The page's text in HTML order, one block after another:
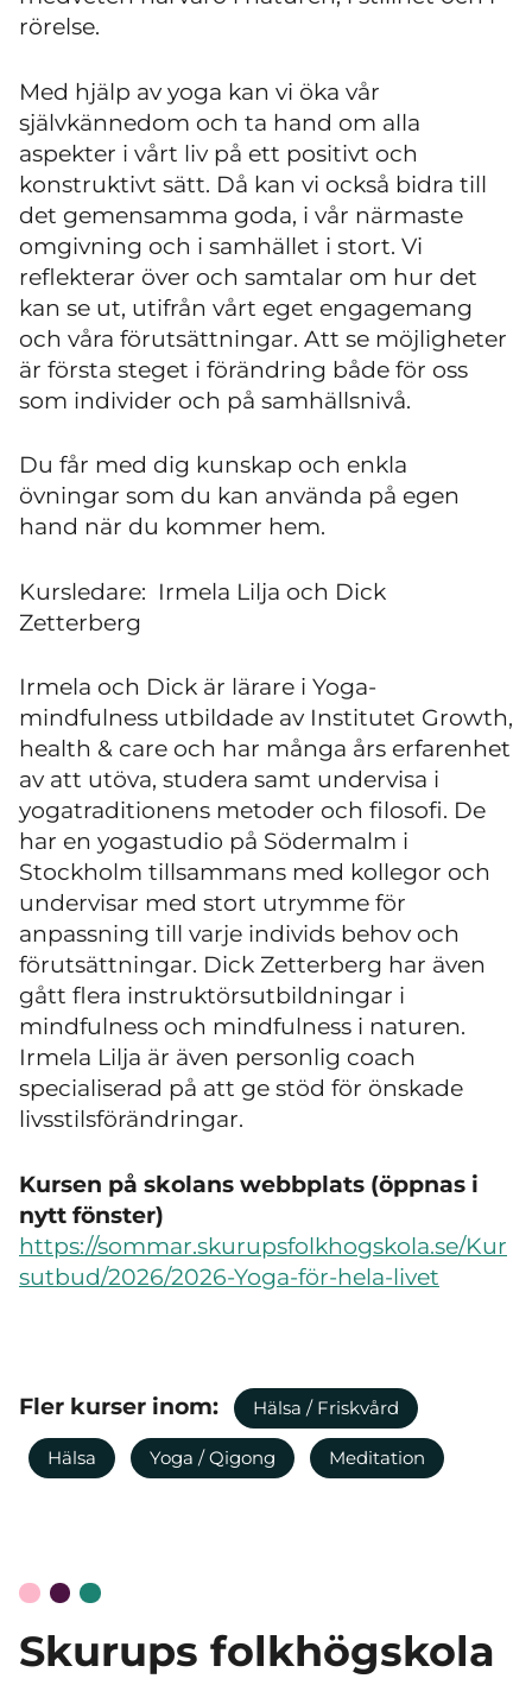
rörelse.
Med hjälp av yoga kan vi öka vår
självkännedom och ta hand om alla
aspekter i vårt liv på ett positivt och
konstruktivt sätt. Då kan vi också bidra till
det gemensamma goda, i vår närmaste
omgivning och i samhället i stort. Vi
reflekterar över och samtalar om hur det
kan se ut, utifrån vårt eget engagemang
och våra förutsättningar. Att se möjligheter
är första steget i förändring både för oss
som individer och på samhällsnivå.
Du får med dig kunskap och enkla
övningar som du kan använda på egen
hand när du kommer hem.
Kursledare: Irmela Lilja och Dick
Zetterberg
Irmela och Dick är lärare i Yoga-
mindfulness utbildade av Institutet Growth,
health & care och har många års erfarenhet
av att utöva, studera samt undervisa i
yogatraditionens metoder och filosofi. De
har en yogastudio på Södermalm i
Stockholm tillsammans med kollegor och
undervisar med stort utrymme för
anpassning till varje individs behov och
förutsättningar. Dick Zetterberg har även
gått flera instruktörsutbildningar i
mindfulness och mindfulness i naturen.
Irmela Lilja är även personlig coach
specialiserad på att ge stöd för önskade
livsstilsförändringar.
Kursen på skolans webbplats (öppnas i
nytt fönster)
https://sommar.skurupsfolkhogskola.se/Kur
sutbud/2026/2026-Yoga-för-hela-livet
Fler kurser inom: Hälsa / Friskvård
Hälsa Yoga / Qigong Meditation
Skurups folkhögskola